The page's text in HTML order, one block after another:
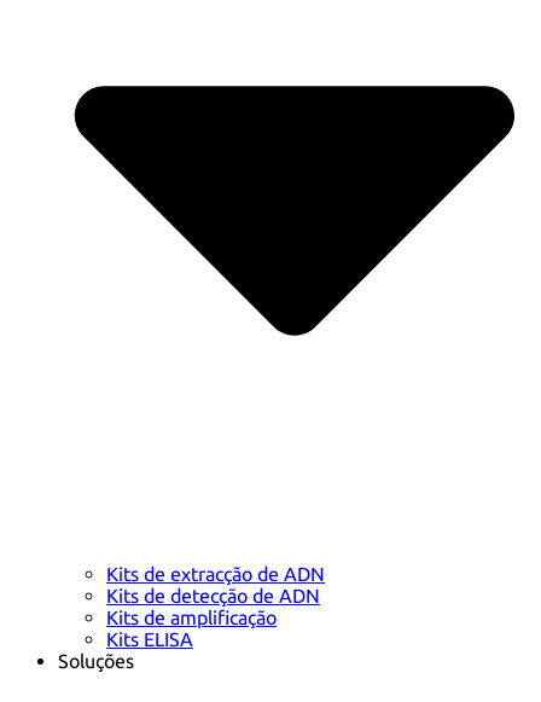
Kits de extracção de ADN
Kits de detecção de ADN
Kits de amplificação
Kits ELISA
Soluções